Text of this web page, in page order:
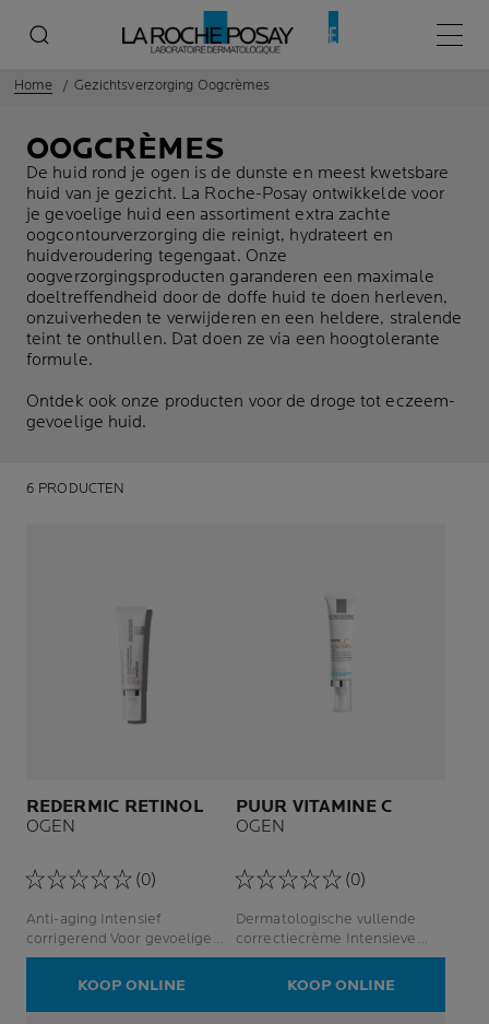
Home Gezichtsverzorging Oogcrèmes
OOGCRÈMES
De huid rond je ogen is de dunste en meest kwetsbare
huid van je gezicht. La Roche-Posay ontwikkelde voor
je gevoelige huid een assortiment extra zachte
oogcontourverzorging die reinigt, hydrateert en
huidveroudering tegengaat. Onze
oogverzorgingsproducten garanderen een maximale
doeltreffendheid door de doffe huid te doen herleven,
onzuiverheden te verwijderen en een heldere, stralende
teint te onthullen. Dat doen ze via een hoogtolerante
formule.
Ontdek ook onze producten voor de droge tot eczeem-
gevoelige huid.
6 PRODUCTEN
REDERMIC RETINOL
OGEN
(0)
Anti-aging Intensief
corrigerend Voor gevoelige
ogen
KOOP ONLINE
PUUR VITAMINE C
OGEN
(0)
Dermatologische vullende
correctiecrème Intensieve
crème tegen rimpels
Gevoelige huid
KOOP ONLINE